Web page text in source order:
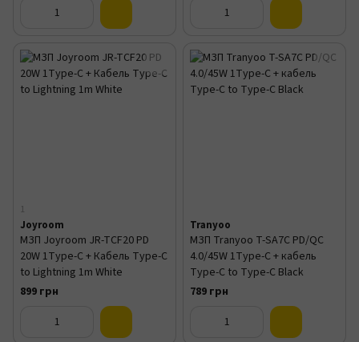
1
Joyroom
МЗП Joyroom JR-TCF20 PD
20W 1Type-C + Кабель Type-C
to Lightning 1m White
899 грн
Tranyoo
МЗП Tranyoo T-SA7C PD/QC
4.0/45W 1Type-C + кабель
Type-C to Type-C Black
789 грн